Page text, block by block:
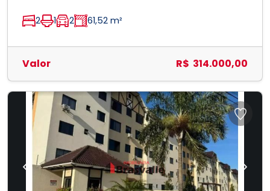
2 1 2 61,52 m²
Valor R$ 314.000,00
Previous Next